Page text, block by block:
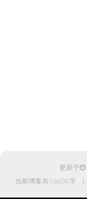
更新于
当前博客共166.0k字